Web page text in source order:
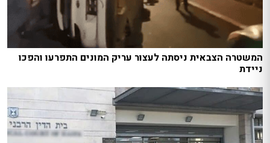
המשטרה הצבאית ניסתה לעצור עריק המונים התפרעו והפכו
ניידת